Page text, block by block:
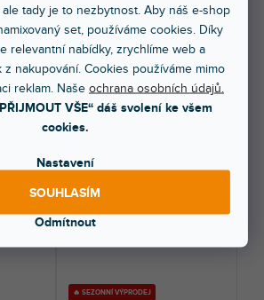
tady je to nezbytnost. Aby náš e-shop
set, používáme cookies. Díky
relevantní nabídky, zrychlíme web a
z nakupování. Cookies používáme mimo
reklam. Naše ochrana osobních údajů.
VŠE“ dáš svolení ke všem
cookies.
Nastavení
Odmítnout
SOUHLASÍM
129 Kč
Pozlacená zásuvka RCA s
černým kódovým kroužkem.
🔥 SEZONNÍ VÝPRODEJ